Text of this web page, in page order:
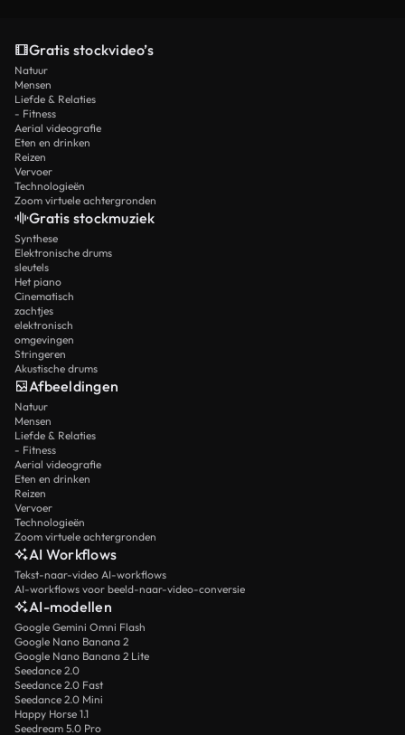
Gratis stockvideo’s
Natuur
Mensen
Liefde & Relaties
- Fitness
Aerial videografie
Eten en drinken
Reizen
Vervoer
Technologieën
Zoom virtuele achtergronden
Gratis stockmuziek
Synthese
Elektronische drums
sleutels
Het piano
Cinematisch
zachtjes
elektronisch
omgevingen
Stringeren
Akustische drums
Afbeeldingen
Natuur
Mensen
Liefde & Relaties
- Fitness
Aerial videografie
Eten en drinken
Reizen
Vervoer
Technologieën
Zoom virtuele achtergronden
AI Workflows
Tekst-naar-video AI-workflows
AI-workflows voor beeld-naar-video-conversie
AI-modellen
Google Gemini Omni Flash
Google Nano Banana 2
Google Nano Banana 2 Lite
Seedance 2.0
Seedance 2.0 Fast
Seedance 2.0 Mini
Happy Horse 1.1
Seedream 5.0 Pro